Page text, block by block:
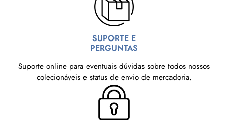
SUPORTE E
PERGUNTAS
Suporte online para eventuais dúvidas sobre todos nossos
colecionáveis e status de envio de mercadoria.